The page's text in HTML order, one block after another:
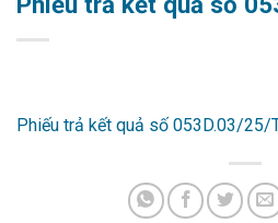
Phiếu trả kết quả số 053D.03/25/